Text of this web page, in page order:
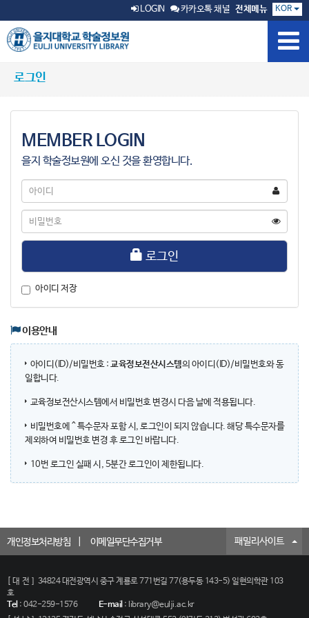
LOGIN 카카오톡 채널 전체메뉴 KOR
로그인
MEMBER LOGIN
을지 학술정보원에 오신 것을 환영합니다.
아
디
비
번
로그인
아이디 저장
이용안내
아이디(ID)/비밀번호 : 교육정보전산시스템의 아이디(ID)/비밀번호와 동
일합니다.
교육정보전산시스템에서 비밀번호 변경시 다음 날에 적용됩니다.
비밀번호에 ^ 특수문자 포함 시, 로그인이 되지 않습니다. 해당 특수문자를
제외하여 비밀번호 변경 후 로그인 바랍니다.
10번 로그인 실패 시, 5분간 로그인이 제한됩니다.
개인정보처리방침 이메일무단수집거부 패밀리사이트
[대전]
34824 대전광역시 중구 계룡로 771번길 77(용두동 143-5) 일현의학관 103
호
Tel: 042-259-1576 E-mail: library@eulji.ac.kr